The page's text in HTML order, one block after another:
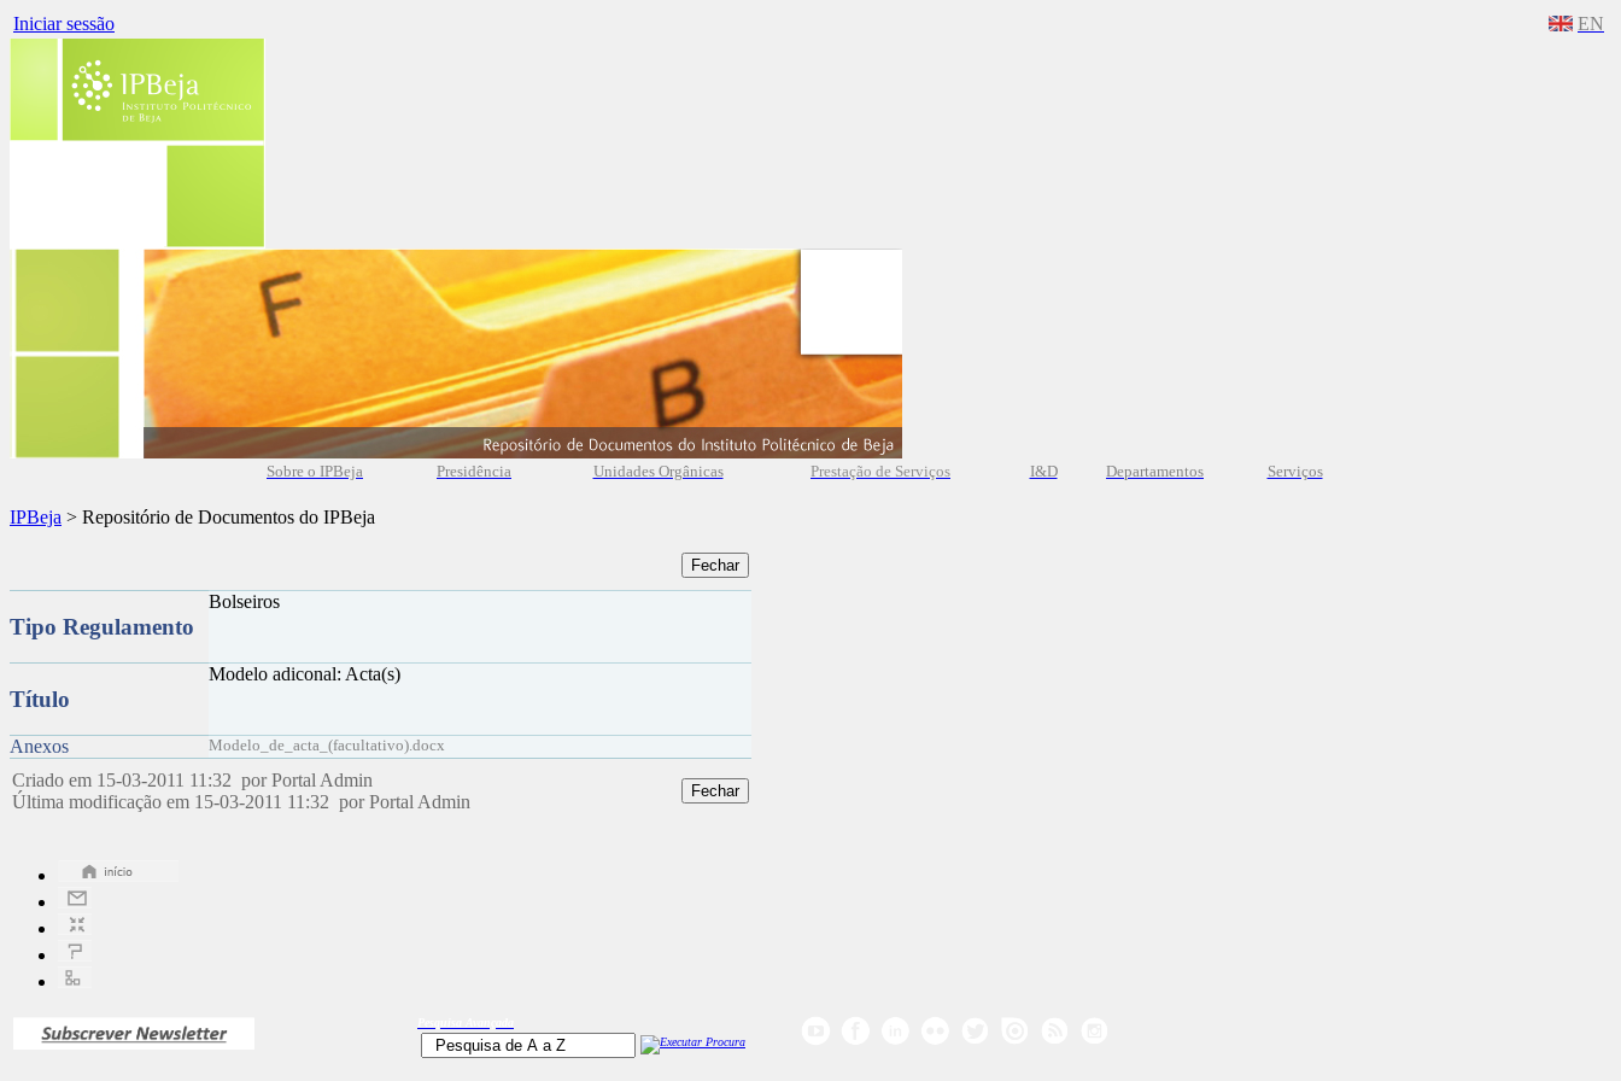
Iniciar sessão EN
Sobre o IPBeja Presidência Unidades Orgânicas Prestação de Serviços I&D Departamentos Serviços
IPBeja > Repositório de Documentos do IPBeja
Tipo Regulamento
Bolseiros
Título
Modelo adiconal: Acta(s)
Anexos Modelo_de_acta_(facultativo).docx
Criado em 15-03-2011 11:32 por Portal Admin
Última modificação em 15-03-2011 11:32 por Portal Admin